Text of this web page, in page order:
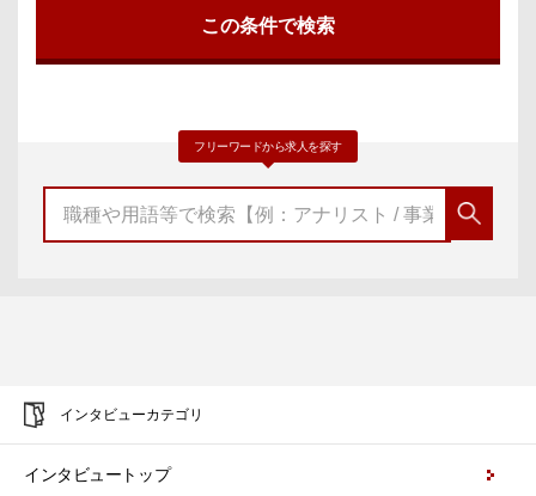
フリーワードから求人を探す
インタビューカテゴリ
インタビュートップ